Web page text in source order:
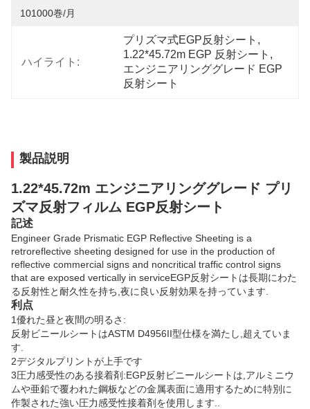
101000巻/月
ハイライト:
プリズマ式EGP反射シート ,
1.22*45.72m EGP 反射シート ,
エンジニアリンググレード EGP
反射シート
製品説明
1.22*45.72m エンジニアリンググレード プリ
ズマ反射フィルム EGP反射シート
記述
Engineer Grade Prismatic EGP Reflective Sheeting is a
retroreflective sheeting designed for use in the production of
reflective commercial signs and noncritical traffic control signs
that are exposed vertically in serviceEGP反射シートは長期にわた
る反射性と耐久性を持ち,夜に良い反射効果を持っています.
利点
1優れた昼と夜間の明るさ:
反射ビニールシートはASTM D4956II型仕様を満たし,超えていま
す.
2デジタルプリントが上手です
3圧力感受性のある接着剤:EGP反射ビニールシートは,アルミニウ
ムや亜鉛で覆われた鋼板などの金属表面に適用するために特別に
作製された強い圧力感受性接着剤を使用します..